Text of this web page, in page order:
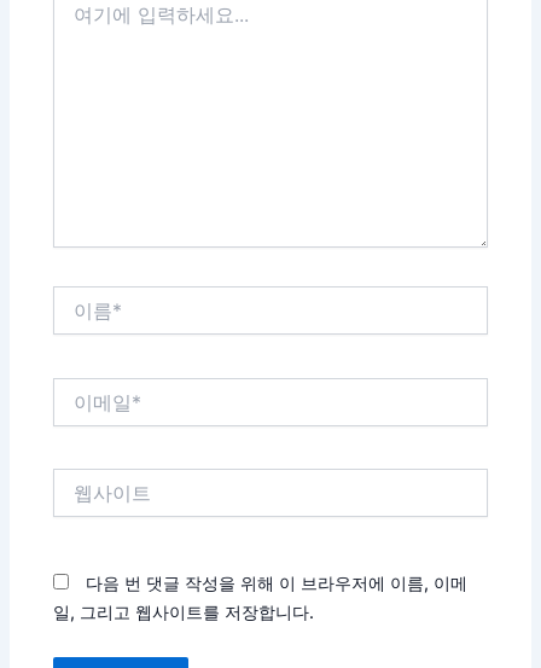
다음 번 댓글 작성을 위해 이 브라우저에 이름, 이메
일, 그리고 웹사이트를 저장합니다.